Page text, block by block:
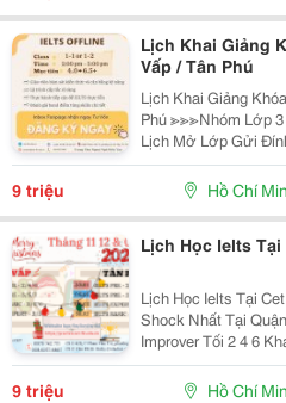
Lịch Khai Giảng
Vấp / Tân Phú
Lịch Khai Giảng
Phú ≫≫≫Nhóm Lớp 3 Tháng/ Đóng Tiền Hp Theo Khóa +
Lịch Mở Lớp Gửi
Lớp + Giáo Trình
Nước Ngoài Bám
9 triệu Hồ Chí
Lịch Học Ielts Tại
Lịch Học Ielts Tại Cet
Shock Nhất Tại Quận Tân Phú
Improver Tối 2 4 6 Khai Giảng: 13/07/2026 Khung Giờ:
18:00 Đến 21:00 Học Phí Ưu Đãi 5% Khi Đăng Ký 2/ Ielts
Basic Tối 3 5 7 Khai...
9 triệu Hồ Chí